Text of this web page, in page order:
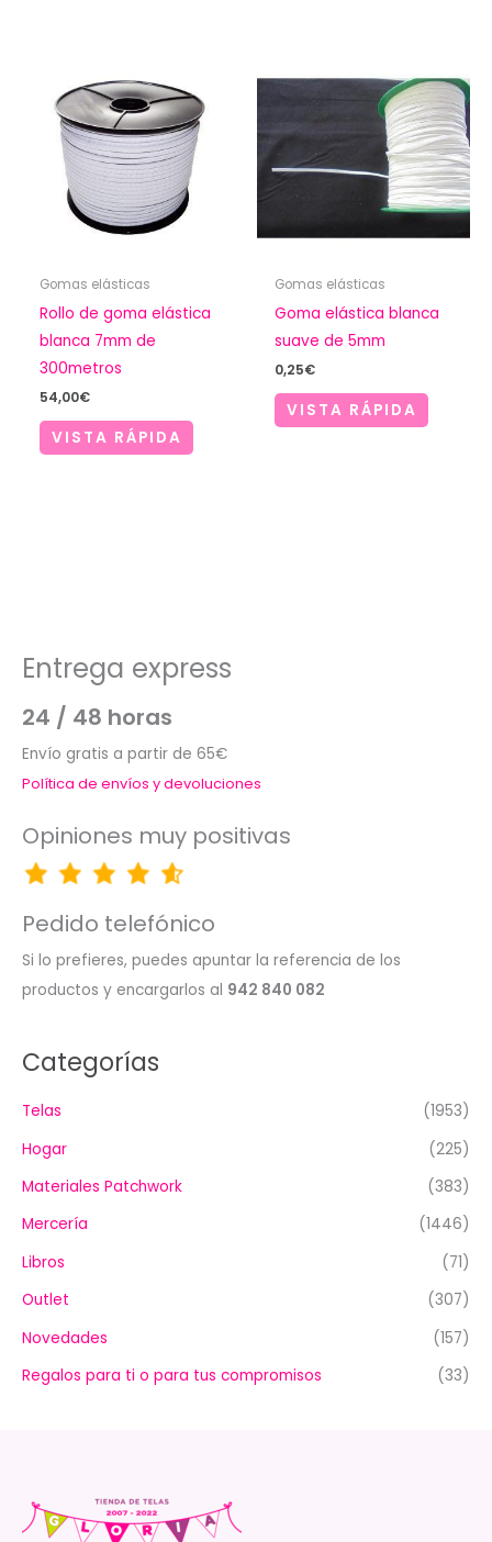
Gomas elásticas
Rollo de goma elástica
blanca 7mm de
300metros
54,00€
VISTA RÁPIDA
Gomas elásticas
Goma elástica blanca
suave de 5mm
0,25€
VISTA RÁPIDA
Entrega express
24 / 48 horas
Envío gratis a partir de 65€
Política de envíos y devoluciones
Opiniones muy positivas
Pedido telefónico
Si lo prefieres, puedes apuntar la referencia de los
productos y encargarlos al 942 840 082
Categorías
Telas
(1953)
Hogar
(225)
Materiales Patchwork
(383)
Mercería
(1446)
Libros
(71)
Outlet
(307)
Novedades
(157)
Regalos para ti o para tus compromisos
(33)